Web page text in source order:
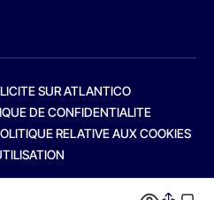
SUR ATLANTICO
DE CONFIDENTIALITE
RELATIVE AUX COOKIES